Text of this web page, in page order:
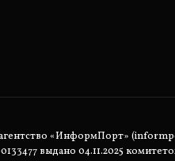
«ИнформПорт»
выдано 04.11.2025